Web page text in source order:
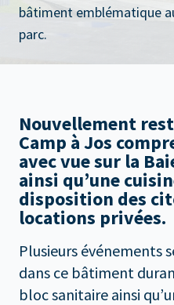
bâtiment emblématique
parc.
Nouvellement
Camp à Jos
avec vue sur la
ainsi qu’une
disposition des
locations privées.
Plusieurs événements
dans ce bâtiment
bloc sanitaire ainsi